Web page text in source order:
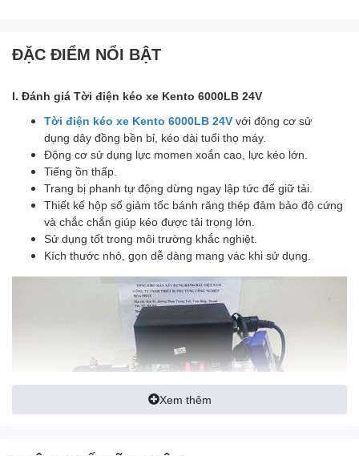
ĐẶC ĐIỂM NỔI BẬT
I. Đánh giá Tời điện kéo xe Kento 6000LB 24V
Tời điện kéo xe Kento 6000LB 24V với động cơ sử
dụng dây đồng bền bỉ, kéo dài tuổi thọ máy.
Động cơ sử dụng lực momen xoắn cao, lực kéo lớn.
Tiếng ồn thấp.
Trang bị phanh tự động dừng ngay lập tức để giữ tải.
Thiết kế hộp số giảm tốc bánh răng thép đảm bảo độ cứng
và chắc chắn giúp kéo được tải trọng lớn.
Sử dụng tốt trong môi trường khắc nghiệt.
Kích thước nhỏ, gọn dễ dàng mang vác khi sử dụng.
Xem thêm